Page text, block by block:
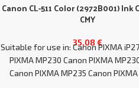
Canon CL-511 Color (2972B001) Ink
CMY
35,08 €
Suitable for use in: Canon PIXMA
PIXMA MP230 Canon PIXMA
Canon PIXMA MP235 Canon